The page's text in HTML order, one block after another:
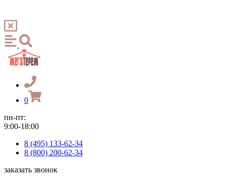
0
пн-пт:
9:00-18:00
8 (495) 133-62-34
8 (800) 200-62-34
заказать звонок